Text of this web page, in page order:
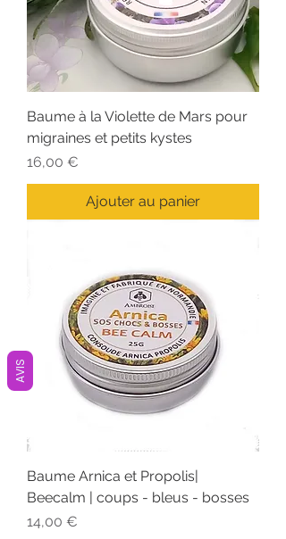
Baume à la Violette de Mars pour
migraines et petits kystes
Prix
16,00 €
Ajouter au panier
Baume Arnica et Propolis|
Beecalm | coups - bleus - bosses
Prix
14,00 €
AVIS